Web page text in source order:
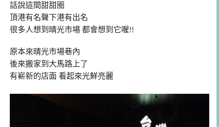
話說這間甜甜圈
頂港有名聲下港有出名
很多人想到晴光市場 都會想到它喔!!
原本來晴光市場巷內
後來搬家到大馬路上了
有嶄新的店面 看起來光鮮亮麗